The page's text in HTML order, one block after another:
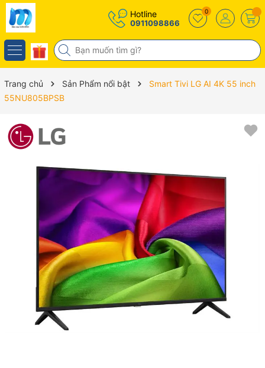
Hotline
0911098866
0
Trang chủ Sản Phẩm nổi bật
Smart Tivi LG AI 4K 55 inch
55NU805BPSB